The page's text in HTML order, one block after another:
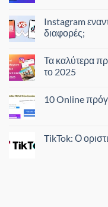
Instagram
διαφορές;
Τα καλύτερα
το 2025
10 Online
TikTok: Ο